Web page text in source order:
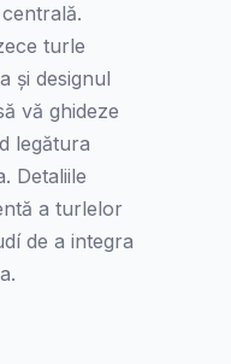
turle
și designul
vă ghideze
legătura
Detaliile
a turlelor
de a integra